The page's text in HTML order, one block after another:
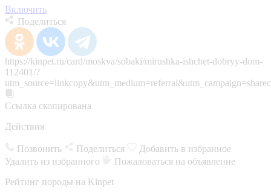
Включить
Поделиться
https://kinpet.ru/card/moskva/sobaki/mirushka-ishchet-dobryy-dom-
112401/?
Ссылка скопирована
Действия
Позвонить Поделиться
Добавить в избранное
Удалить из избранного
Пожаловаться на объявление
Рейтинг породы на Kinpet